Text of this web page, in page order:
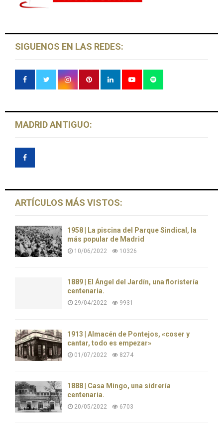
SIGUENOS EN LAS REDES:
MADRID ANTIGUO:
ARTÍCULOS MÁS VISTOS:
1958 | La piscina del Parque Sindical, la
más popular de Madrid
10/06/2022 10326
1889 | El Ángel del Jardín, una floristería
centenaria.
29/04/2022 9931
1913 | Almacén de Pontejos, «coser y
cantar, todo es empezar»
01/07/2022 8274
1888 | Casa Mingo, una sidrería
centenaria.
20/05/2022 6703